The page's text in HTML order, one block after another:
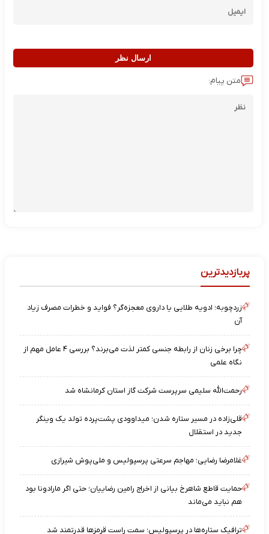
ارسال نظر
متن پیام:
پربازدیدترین
زردچوبه؛ ادویه طلایی یا داروی معجزه‌گر؟ فواید و خطرات مصرف زیاد
آن
چرا برخی زنان از رابطه جنسی کمتر لذت می‌برند؟ بررسی ۴ عامل مهم از
نگاه علمی
رحمت‌الله سلیمی سرپرست شرکت گاز استان کرمانشاه شد
قلی‌زاده در مسیر ستاره شدن؛ میداوودی پشت‌پرده تولد یک وینگر
جدید در استقلال
غلامرضا رضایی؛ مهاجم سرعتی پرسپولیس و ملی‌پوش شیرازی
حمایت قاطع شاهرخ بیانی از اخراج رامین رضاییان؛ حتی اگر مارادونا بود
هم نباید می‌ماند
ترافیک ستاره‌ها در پرسپولیس؛ سمت راست قرمزها قدرتمند شد